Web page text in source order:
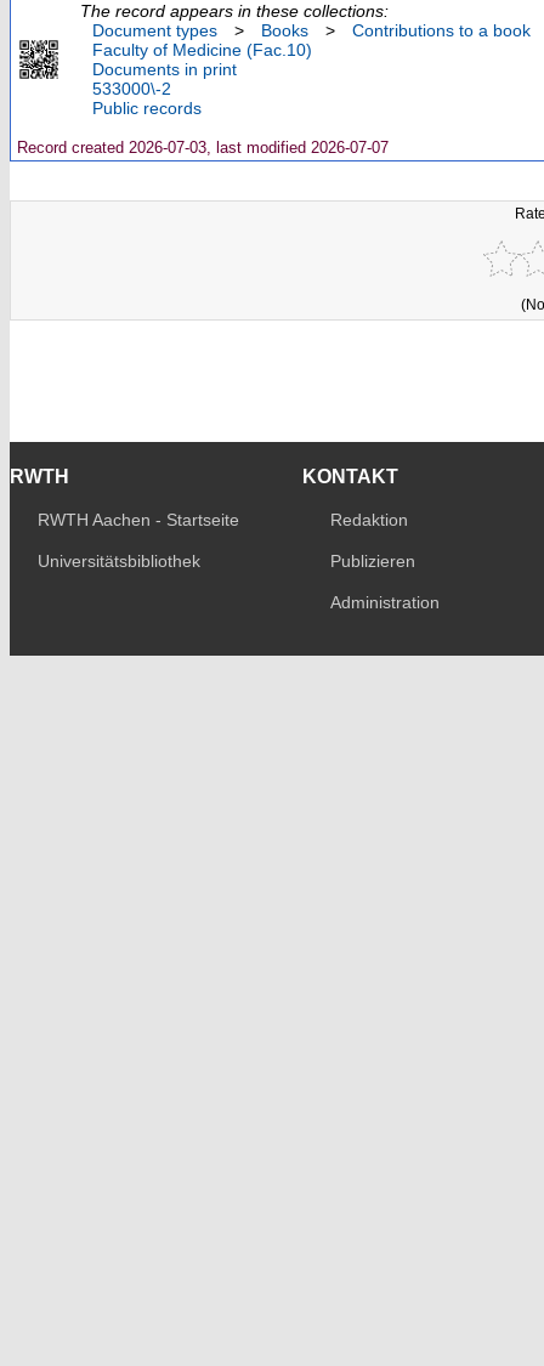
The record appears in these collections:
Document types
> Books >
Contributions to a book
Faculty of Medicine (Fac.10)
Documents in print
533000\-2
Public records
Record created 2026-07-03, last modified 2026-07-07
RWTH
RWTH Aachen - Startseite
Universitätsbibliothek
KONTAKT
Redaktion
Publizieren
Administration